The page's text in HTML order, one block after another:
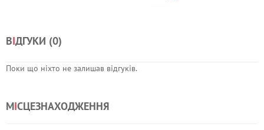
ВІДГУКИ (0)
Поки що ніхто не залишав відгуків.
МІСЦЕЗНАХОДЖЕННЯ